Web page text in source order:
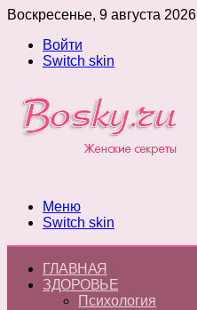
Воскресенье, 9 августа 2026
Войти
Switch skin
Меню
Switch skin
ГЛАВНАЯ
ЗДОРОВЬЕ
Психология